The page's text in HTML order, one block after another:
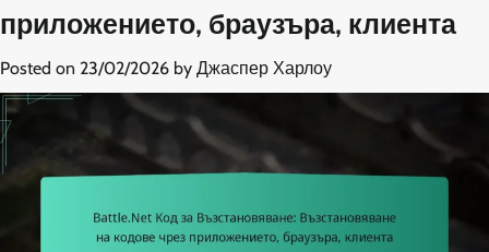
приложението, браузъра, клиента
Posted on 23/02/2026 by Джаспер Харлоу